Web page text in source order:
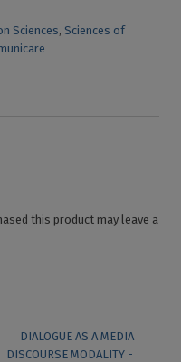
Sciences, Sciences of
this product may leave a